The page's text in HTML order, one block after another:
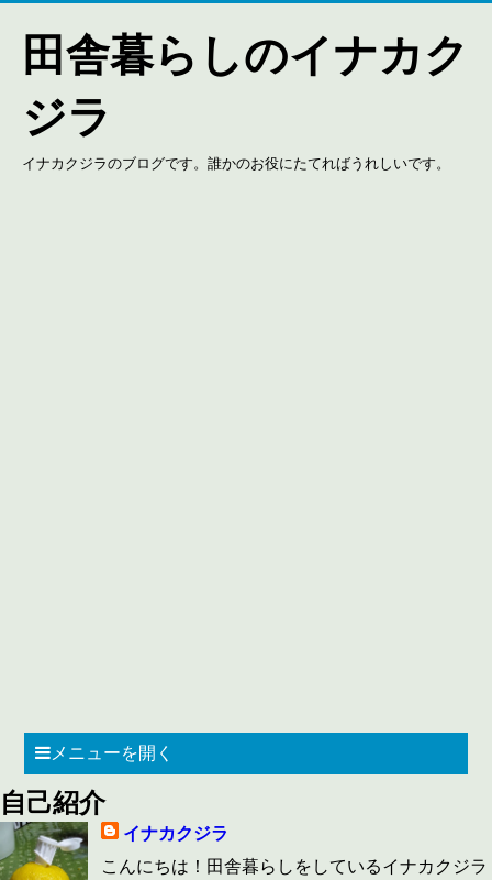
田舎暮らしのイナカク
ジラ
イナカクジラのブログです。誰かのお役にたてればうれしいです。
メニューを開く
自己紹介
イナカクジラ
こんにちは！田舎暮らしをしているイナカクジラ